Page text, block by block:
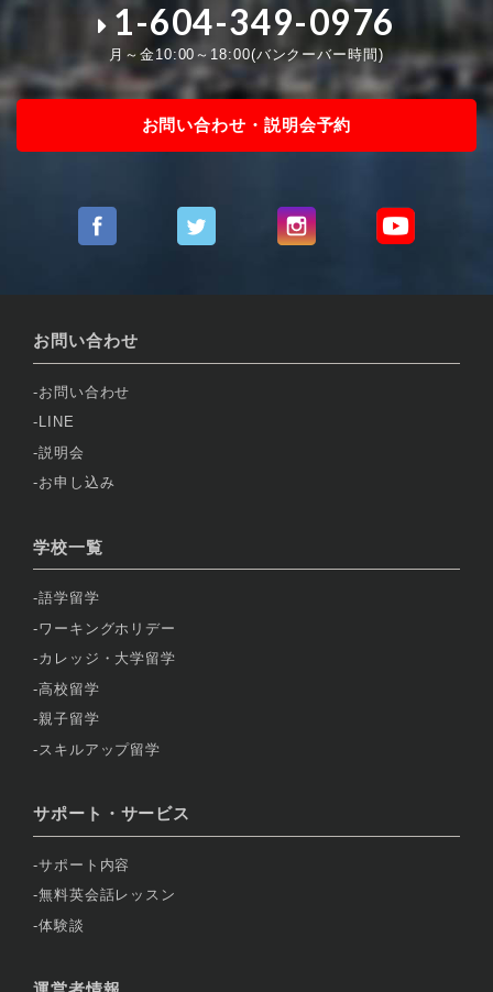
1-604-349-0976
月～金10:00～18:00(バンクーバー時間)
お問い合わせ・説明会予約
お問い合わせ
お問い合わせ
LINE
説明会
お申し込み
学校一覧
語学留学
ワーキングホリデー
カレッジ・大学留学
高校留学
親子留学
スキルアップ留学
サポート・サービス
サポート内容
無料英会話レッスン
体験談